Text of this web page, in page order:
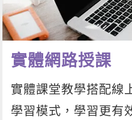
實體網路授課
實體課堂教學搭配線
學習模式，學習更有